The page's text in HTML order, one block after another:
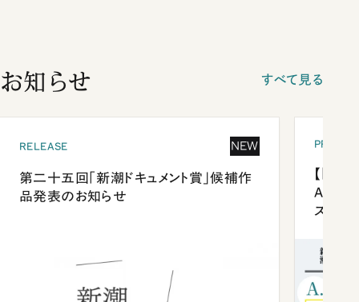
お知らせ すべて見る
RELEASE NEW
第二十五回「新潮ドキュメント賞」候補作
品発表のお知らせ
【「新
ズプレ